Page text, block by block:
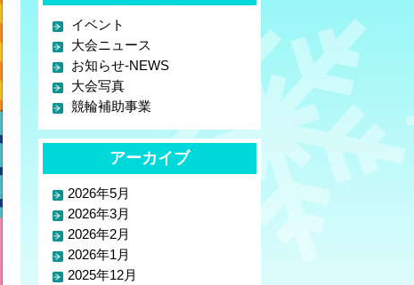
イベント
大会ニュース
お知らせ-NEWS
大会写真
競輪補助事業
アーカイブ
2026年5月
2026年3月
2026年2月
2026年1月
2025年12月